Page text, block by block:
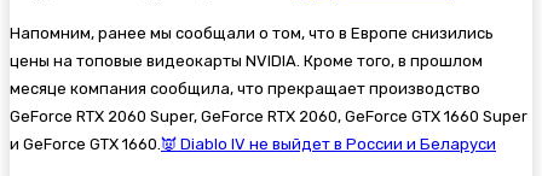
Напомним, ранее мы сообщали о том, что в Европе снизились
цены на топовые видеокарты NVIDIA. Кроме того, в прошлом
месяце компания сообщила, что прекращает производство
GeForce RTX 2060 Super, GeForce RTX 2060, GeForce GTX 1660 Super
и GeForce GTX 1660. 👿 Diablo IV не выйдет в России и Беларуси